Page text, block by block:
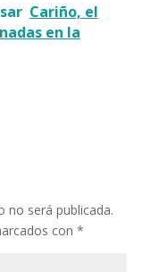
Cariño, el
en la
no será publicada.
con *